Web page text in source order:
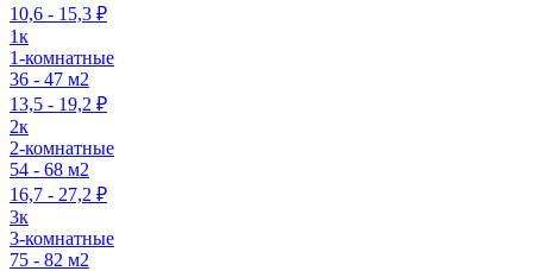
10,6 - 15,3 ₽
1к
1-комнатные
36 - 47 м2
13,5 - 19,2 ₽
2к
2-комнатные
54 - 68 м2
16,7 - 27,2 ₽
3к
3-комнатные
75 - 82 м2